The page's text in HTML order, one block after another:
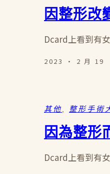
因整形改
Dcard上看到有
2023 · 2 月 19
其他 整形手術
因為整形
Dcard上看到有